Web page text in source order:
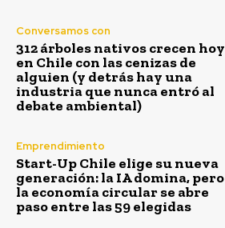
Conversamos con
312 árboles nativos crecen hoy
en Chile con las cenizas de
alguien (y detrás hay una
industria que nunca entró al
debate ambiental)
Emprendimiento
Start-Up Chile elige su nueva
generación: la IA domina, pero
la economía circular se abre
paso entre las 59 elegidas